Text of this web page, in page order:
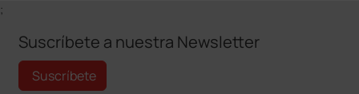
;
Suscríbete a nuestra Newsletter
Suscríbete